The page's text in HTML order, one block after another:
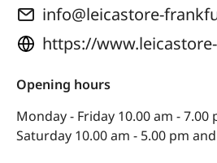
info@leicastore-
https://
Opening hours
Monday - Friday 10.00 am - 7.00
Saturday 10.00 am - 5.00 pm